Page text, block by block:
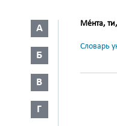
А
Б
В
Г
Ме́нта, ти,
Словарь